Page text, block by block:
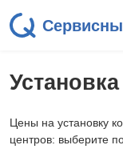
Цены на установку
центров: выберите